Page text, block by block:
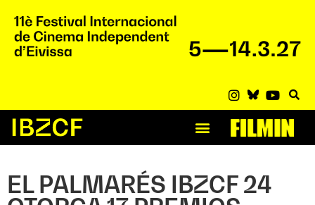
EL PALMARÉS IBZCF 24